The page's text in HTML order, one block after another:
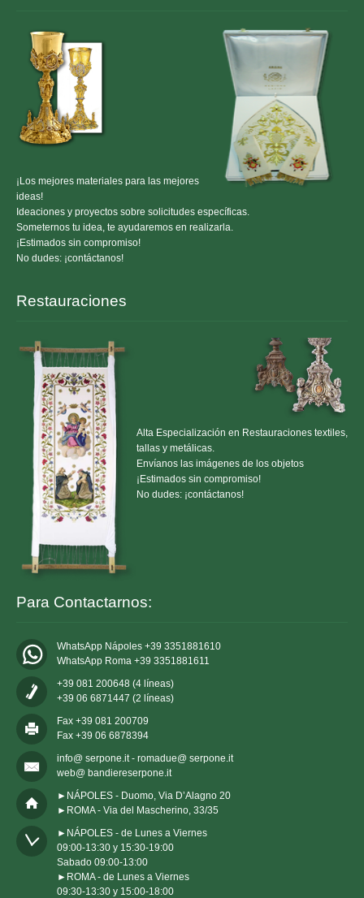
¡Los mejores materiales para las mejores
ideas!
Ideaciones y proyectos sobre solicitudes específicas.
Someternos tu idea, te ayudaremos en realizarla.
¡Estimados sin compromiso!
No dudes: ¡contáctanos!
Restauraciones
Alta Especialización en Restauraciones textiles,
tallas y metálicas.
Envíanos las imágenes de los objetos
¡Estimados sin compromiso!
No dudes: ¡contáctanos!
Para Contactarnos:
WhatsApp Nápoles +39 3351881610
WhatsApp Roma +39 3351881611
+39 081 200648 (4 líneas)
+39 06 6871447 (2 líneas)
Fax +39 081 200709
Fax +39 06 6878394
info@ serpone.it - romadue@ serpone.it
web@ bandiereserpone.it
►NÁPOLES - Duomo, Via D’Alagno 20
►ROMA - Via del Mascherino, 33/35
►NÁPOLES - de Lunes a Viernes
09:00-13:30 y 15:30-19:00
Sabado 09:00-13:00
►ROMA - de Lunes a Viernes
09:30-13:30 y 15:00-18:00